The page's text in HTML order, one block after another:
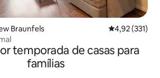
Braunfels 4,92 de uma
4,92 (331)
temporada de casas para
famílias